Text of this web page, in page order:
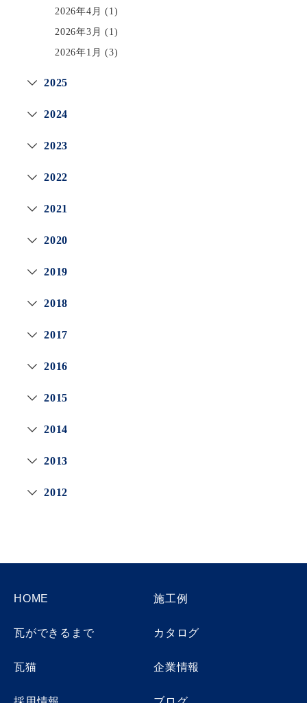
2026年4月 (1)
2026年3月 (1)
2026年1月 (3)
2025
2024
2023
2022
2021
2020
2019
2018
2017
2016
2015
2014
2013
2012
HOME 施工例
瓦ができるまで カタログ
瓦猫 企業情報